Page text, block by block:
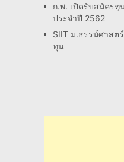
ก.พ. เปิดรับสมัคร
ประจำปี 2562
SIIT ม.ธรรม์ศาสต
ทุน